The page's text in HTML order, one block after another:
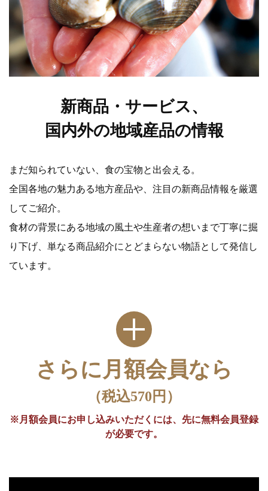
新商品・サービス、
国内外の地域産品の情報
まだ知られていない、食の宝物と出会える。
全国各地の魅力ある地方産品や、注目の新商品情報を厳選
してご紹介。
食材の背景にある地域の風土や生産者の想いまで丁寧に掘
り下げ、単なる商品紹介にとどまらない物語として発信し
ています。
さらに月額会員なら
（税込570円）
※月額会員にお申し込みいただくには、先に無料会員登録
が必要です。